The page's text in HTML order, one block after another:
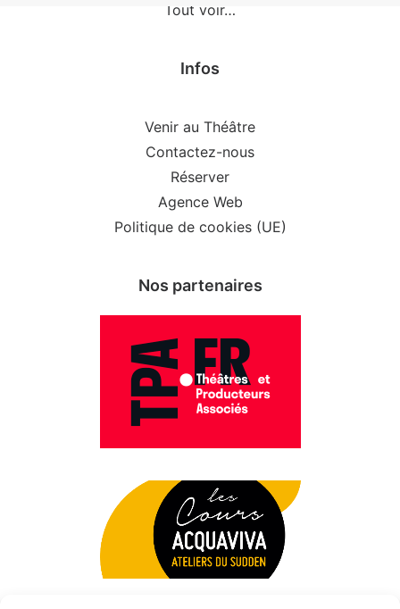
Tout voir…
Infos
Venir au Théâtre
Contactez-nous
Réserver
Agence Web
Politique de cookies (UE)
Nos partenaires